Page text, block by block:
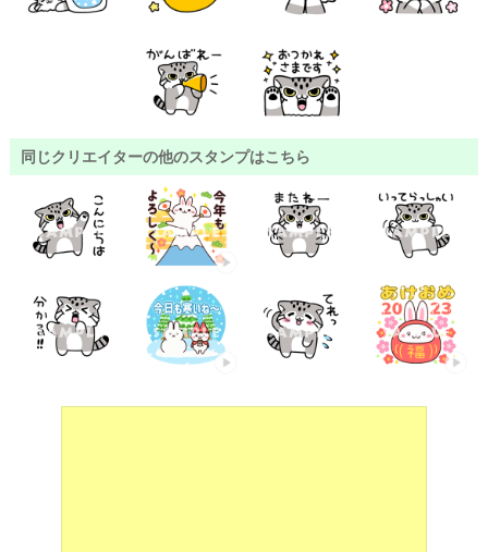
同じクリエイターの他のスタンプはこちら